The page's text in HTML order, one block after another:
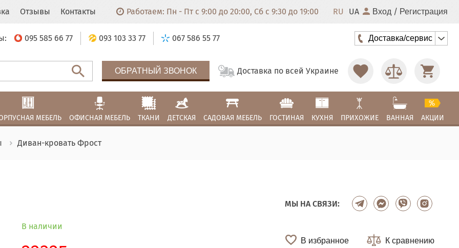
Отзывы Контакты Работаем: Пн - Пт с 9:00 до 20:00, Сб с 9:30 до 19:00 RU UA Вход / Регистрация
095 585 66 77 093 103 33 77 067 586 55 77 Доставка/сервис
ОБРАТНЫЙ ЗВОНОК Доставка по всей Украине
МЕБЕЛЬ ОФИСНАЯ МЕБЕЛЬ ТКАНИ ДЕТСКАЯ САДОВАЯ МЕБЕЛЬ ГОСТИНАЯ КУХНЯ ПРИХОЖИЕ ВАННАЯ АКЦИИ
Диван-кровать Фрост
В наличии
МЫ НА СВЯЗИ:
В избранное К сравнению